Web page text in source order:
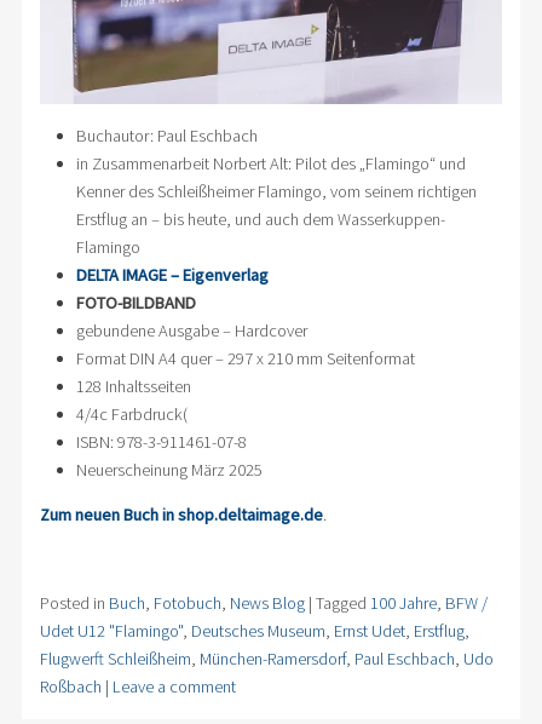
Buchautor: Paul Eschbach
in Zusammenarbeit Norbert Alt: Pilot des „Flamingo“ und
Kenner des Schleißheimer Flamingo, vom seinem richtigen
Erstflug an – bis heute, und auch dem Wasserkuppen-
Flamingo
DELTA IMAGE – Eigenverlag
FOTO-BILDBAND
gebundene Ausgabe – Hardcover
Format DIN A4 quer – 297 x 210 mm Seitenformat
128 Inhaltsseiten
4/4c Farbdruck(
ISBN: 978-3-911461-07-8
Neuerscheinung März 2025
Zum neuen Buch in shop.deltaimage.de.
Posted in Buch, Fotobuch, News Blog | Tagged 100 Jahre, BFW /
Udet U12 "Flamingo", Deutsches Museum, Ernst Udet, Erstflug,
Flugwerft Schleißheim, München-Ramersdorf, Paul Eschbach, Udo
Roßbach | Leave a comment